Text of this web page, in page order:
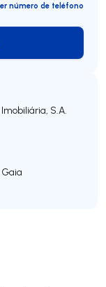
número de teléfono
S.A.